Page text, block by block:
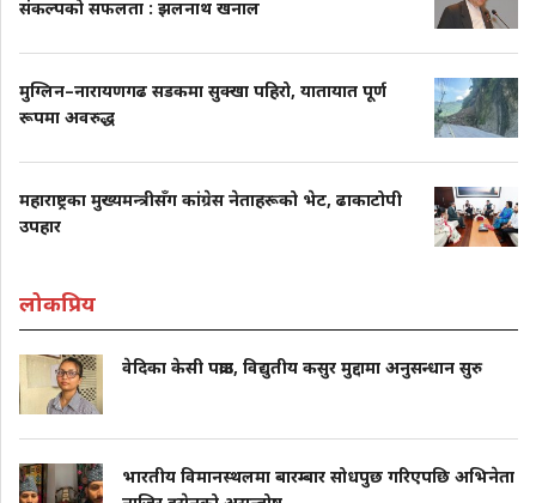
संकल्पको सफलता : झलनाथ खनाल
मुग्लिन–नारायणगढ सडकमा सुक्खा पहिरो, यातायात पूर्ण
रूपमा अवरुद्ध
महाराष्ट्रका मुख्यमन्त्रीसँग कांग्रेस नेताहरूको भेट, ढाकाटोपी
उपहार
लोकप्रिय
वेदिका केसी पक्राउ, विद्युतीय कसुर मुद्दामा अनुसन्धान सुरु
भारतीय विमानस्थलमा बारम्बार सोधपुछ गरिएपछि अभिनेता